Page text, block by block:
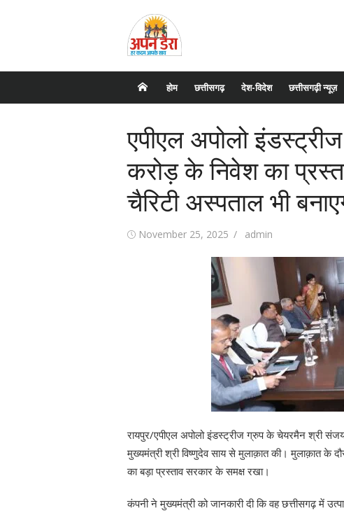
होम छत्तीसगढ़ देश-विदेश छत्तीसगढ़ी न्यूज़
एपीएल अपोलो
करोड़ के निवेश का
चैरिटी अस्पताल भी
Posted
November 25, 2025 Author
admin
रायपुर/एपीएल अपोलो इंडस्ट्रीज ग्रुप के चेयरमैन श्री
मुख्यमंत्री श्री विष्णुदेव साय से मुलाक़ात की। मुलाक़ात के
का बड़ा प्रस्ताव सरकार के समक्ष रखा।
कंपनी ने मुख्यमंत्री को जानकारी दी कि वह छत्तीसगढ़ में